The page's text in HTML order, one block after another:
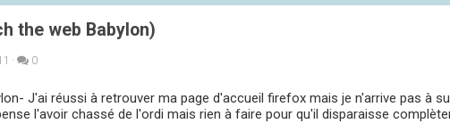
the web Babylon)
· 0
J'ai réussi à retrouver ma page d'accueil firefox mais je n'arrive pas à
l'avoir chassé de l'ordi mais rien à faire pour qu'il disparaisse